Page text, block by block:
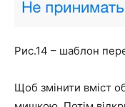
Рис.14 – шаблон
Щоб змінити вміст